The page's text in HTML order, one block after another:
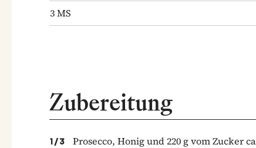
3MS
Zubereitung
1/3
Prosecco, Honig und 220 g vom Zucker